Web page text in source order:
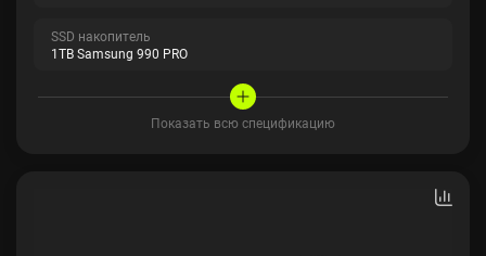
SSD накопитель
1TB Samsung 990 PRO
Показать всю спецификацию